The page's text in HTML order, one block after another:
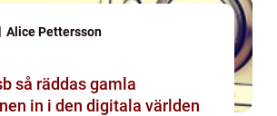
Alice Pettersson
in i den digitala världen